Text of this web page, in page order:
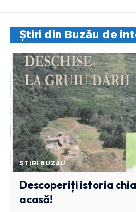
Știri din Buzău de
STIRI BUZAU
Descoperiți istoria
acasă!